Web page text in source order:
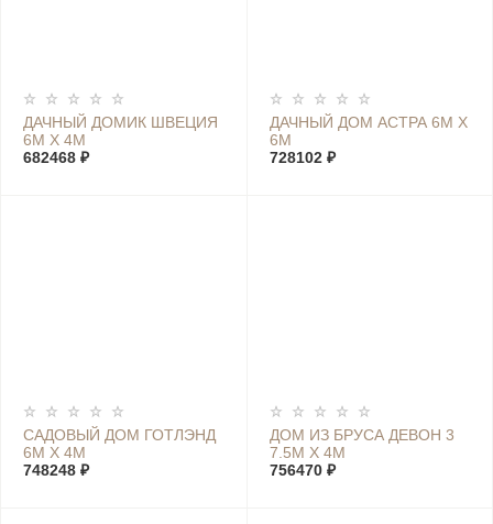
ДАЧНЫЙ ДОМИК ШВЕЦИЯ
6М Х 4М
682468 ₽
ДАЧНЫЙ ДОМ АСТРА 6М Х
6М
728102 ₽
САДОВЫЙ ДОМ ГОТЛЭНД
6М Х 4М
748248 ₽
ДОМ ИЗ БРУСА ДЕВОН 3
7.5М Х 4М
756470 ₽